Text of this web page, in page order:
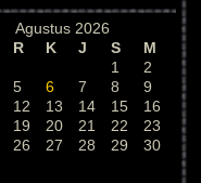
Agustus 2026
R K J S
M
1
2
5 6 7 8
9
12 13 14 15
16
19 20 21 22
23
26 27 28 29
30